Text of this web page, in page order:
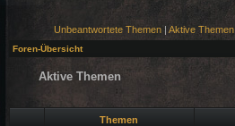
Unbeantwortete Themen | Aktive Themen
Foren-Übersicht
Aktive Themen
Themen